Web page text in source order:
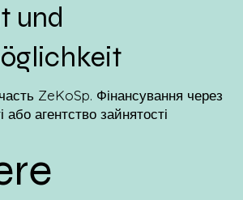
und
ZeKoSp. Фінансування через
або агентство зайнятості